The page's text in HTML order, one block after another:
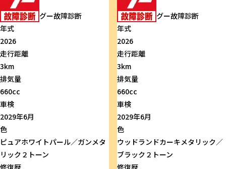
グー故障診断
年式
2026
走行距離
3km
排気量
660cc
車検
2029年6月
色
ピュアホワイトパール／ガンメタ
リック２トーン
修復歴
グー故障診断
年式
2026
走行距離
3km
排気量
660cc
車検
2029年6月
色
ウッドランドカーキメタリック／
ブラック２トーン
修復歴